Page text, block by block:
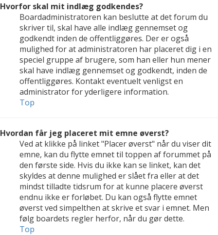
Hvorfor skal mit indlæg godkendes?
Boardadministratoren kan beslutte at det forum du
skriver til, skal have alle indlæg gennemset og
godkendt inden de offentliggøres. Der er også
mulighed for at administratoren har placeret dig i en
speciel gruppe af brugere, som han eller hun mener
skal have indlæg gennemset og godkendt, inden de
offentliggøres. Kontakt eventuelt venligst en
administrator for yderligere information.
Top
Hvordan får jeg placeret mit emne øverst?
Ved at klikke på linket "Placer øverst" når du viser dit
emne, kan du flytte emnet til toppen af forummet på
den første side. Hvis du ikke kan se linket, kan det
skyldes at denne mulighed er slået fra eller at det
mindst tilladte tidsrum for at kunne placere øverst
endnu ikke er forløbet. Du kan også flytte emnet
øverst ved simpelthen at skrive et svar i emnet. Men
følg boardets regler herfor, når du gør dette.
Top